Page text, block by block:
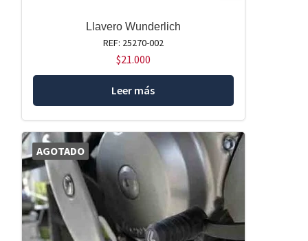
Llavero Wunderlich
REF: 25270-002
$21.000
Leer más
AGOTADO